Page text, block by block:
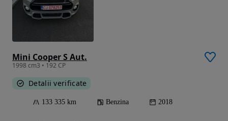
Mini Cooper S Aut.
1998 cm3 • 192 CP
Detalii verificate
133 335 km Benzina 2018